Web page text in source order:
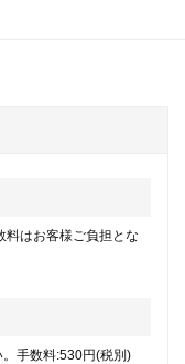
料はお客様ご負担とな
手数料:530円(税別)